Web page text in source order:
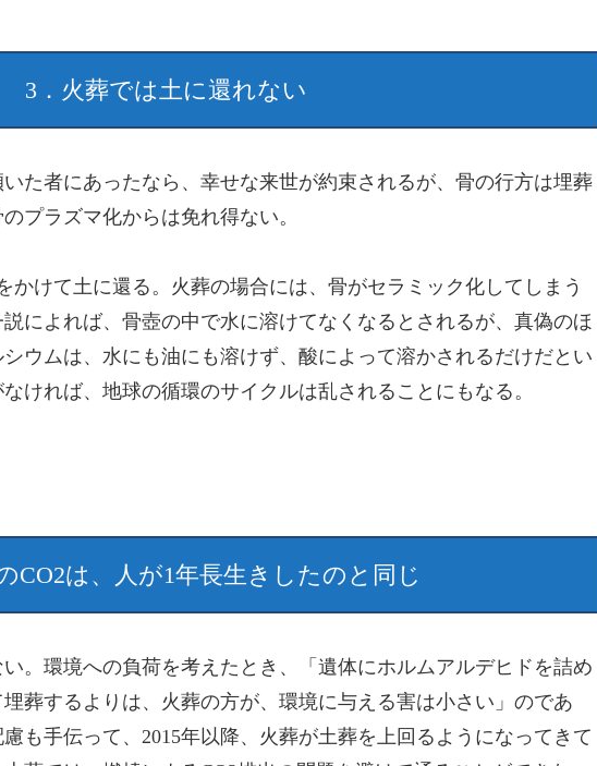
3．火葬では土に還れない
た者にあったなら、幸せな来世が約束されるが、骨の行方は埋葬
プラズマ化からは免れ得ない。
かけて土に還る。火葬の場合には、骨がセラミック化してしまう
によれば、骨壺の中で水に溶けてなくなるとされるが、真偽のほ
ウムは、水にも油にも溶けず、酸によって溶かされるだけだとい
ければ、地球の循環のサイクルは乱されることにもなる。
CO2は、人が1年長生きしたのと同じ
。環境への負荷を考えたとき、「遺体にホルムアルデヒドを詰め
葬するよりは、火葬の方が、環境に与える害は小さい」のであ
も手伝って、2015年以降、火葬が土葬を上回るようになってきて